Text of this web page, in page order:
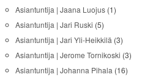
Asiantuntija | Jaana Luojus(1)
Asiantuntija | Jari Ruski (5)
Asiantuntija | Jari Yli-Heikkilä (3)
Asiantuntija | Jerome Tornikoski (3)
Asiantuntija | Johanna Pihala (16)